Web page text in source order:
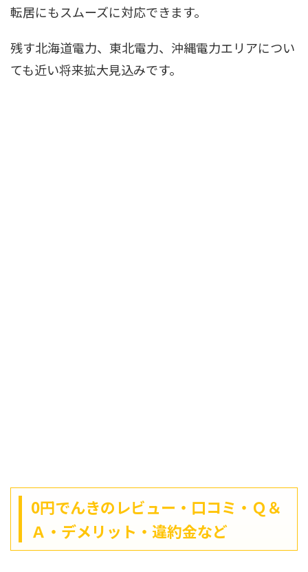
転居にもスムーズに対応できます。
残す北海道電力、東北電力、沖縄電力エリアについ
ても近い将来拡大見込みです。
0円でんきのレビュー・口コミ・Ｑ＆
Ａ・デメリット・違約金など